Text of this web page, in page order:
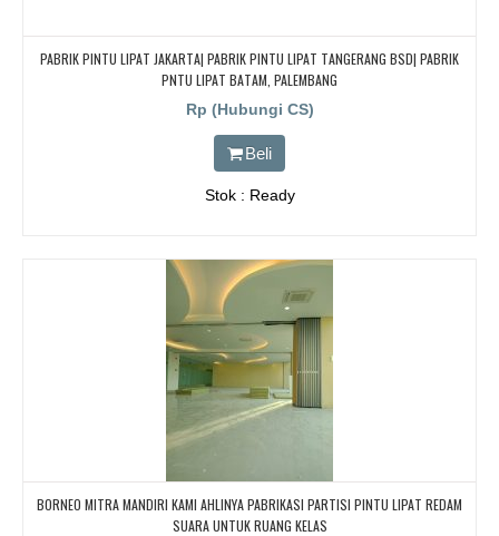
PABRIK PINTU LIPAT JAKARTA| PABRIK PINTU LIPAT TANGERANG BSD| PABRIK
PNTU LIPAT BATAM, PALEMBANG
Rp (Hubungi CS)
Beli
Stok : Ready
BORNEO MITRA MANDIRI KAMI AHLINYA PABRIKASI PARTISI PINTU LIPAT REDAM
SUARA UNTUK RUANG KELAS